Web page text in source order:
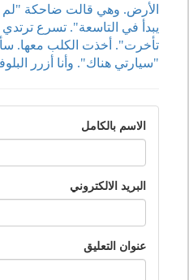
الأرض. وهي قالت ضاحكة "لم
يبدأ في التاسعة". تسرع
تأخرت". أخذت الكلب معها.
"سيارتي هناك". وأنا أزرر
الاسم بالكامل
البريد الالكتروني
عنوان التعليق